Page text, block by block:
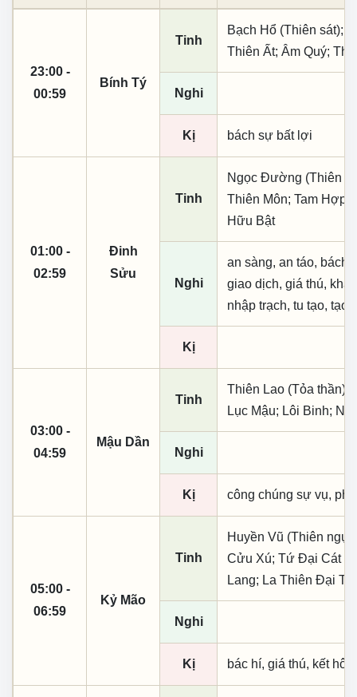
23:00 -
00:59
Bính Tý
Tinh
Bạch Hổ (Thiên sát);
Thiên Ất; Âm Quý;
Nghi
Kị bách sự bất lợi
01:00 -
02:59
Đinh
Sửu
Tinh
Ngọc Đường (Thiên
Thiên Môn; Tam Hợp;
Hữu Bật
Nghi
an sàng, an táo, bách
giao dịch, giá thú,
nhập trạch, tu tạo, tạo
Kị
03:00 -
04:59
Mậu Dần
Tinh
Thiên Lao (Tỏa thần);
Lục Mậu; Lôi Binh;
Nghi
Kị công chúng sự vụ,
05:00 -
06:59
Kỷ Mão
Tinh
Huyền Vũ (Thiên
Cửu Xú; Tứ Đại Cát
Lang; La Thiên Đại
Nghi
Kị bác hí, giá thú, kết